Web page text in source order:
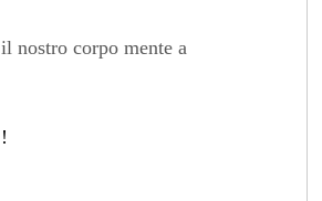
il nostro corpo mente a
!